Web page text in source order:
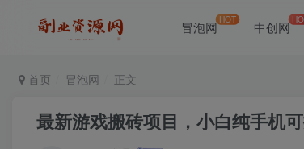
冒泡网 HOT 中创网
首页 冒泡网 正文
最新游戏搬砖项目，小白纯手机